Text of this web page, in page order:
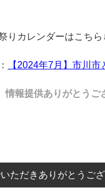
りカレンダーはこちら
【2024年7月】市川
情報提供ありがとうご
ただきありがとうご